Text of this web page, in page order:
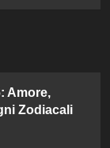
Amore,
Zodiacali